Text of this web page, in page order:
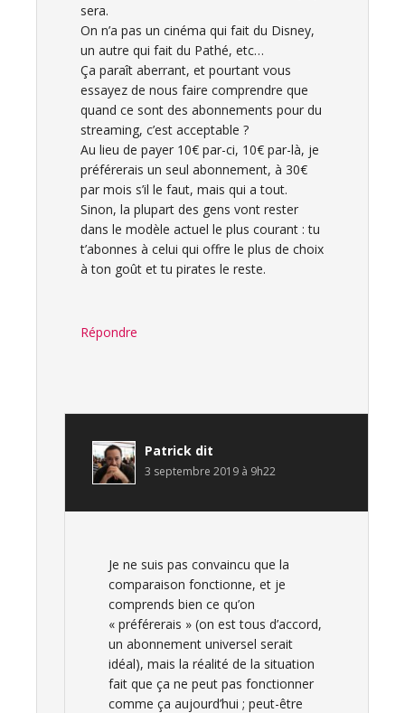
sera.
On n’a pas un cinéma qui fait du Disney,
un autre qui fait du Pathé, etc…
Ça paraît aberrant, et pourtant vous
essayez de nous faire comprendre que
quand ce sont des abonnements pour du
streaming, c’est acceptable ?
Au lieu de payer 10€ par-ci, 10€ par-là, je
préférerais un seul abonnement, à 30€
par mois s’il le faut, mais qui a tout.
Sinon, la plupart des gens vont rester
dans le modèle actuel le plus courant : tu
t’abonnes à celui qui offre le plus de choix
à ton goût et tu pirates le reste.
Répondre
Patrick dit
3 septembre 2019 à 9h22
Je ne suis pas convaincu que la
comparaison fonctionne, et je
comprends bien ce qu’on
« préférerais » (on est tous d’accord,
un abonnement universel serait
idéal), mais la réalité de la situation
fait que ça ne peut pas fonctionner
comme ça aujourd’hui ; peut-être